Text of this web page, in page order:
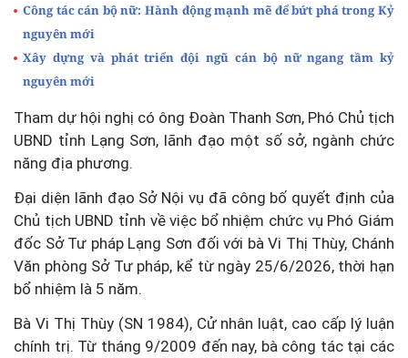
Công tác cán bộ nữ: Hành động mạnh mẽ để bứt phá trong Kỷ
nguyên mới
Xây dựng và phát triển đội ngũ cán bộ nữ ngang tầm kỷ
nguyên mới
Tham dự hội nghị có ông Đoàn Thanh Sơn, Phó Chủ tịch
UBND tỉnh Lạng Sơn, lãnh đạo một số sở, ngành chức
năng địa phương.
Đại diện lãnh đạo Sở Nội vụ đã công bố quyết định của
Chủ tịch UBND tỉnh về việc bổ nhiệm chức vụ Phó Giám
đốc Sở Tư pháp Lạng Sơn đối với bà Vi Thị Thùy, Chánh
Văn phòng Sở Tư pháp, kể từ ngày 25/6/2026, thời hạn
bổ nhiệm là 5 năm.
Bà Vi Thị Thùy (SN 1984), Cử nhân luật, cao cấp lý luận
chính trị. Từ tháng 9/2009 đến nay, bà công tác tại các